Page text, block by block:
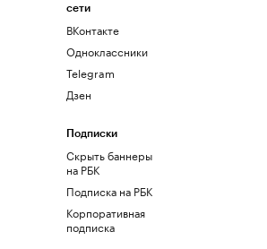
сети
ВКонтакте
Одноклассники
Telegram
Дзен
Подписки
Скрыть баннеры
на РБК
Подписка на РБК
Корпоративная
подписка